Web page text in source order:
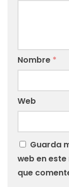
Nombre *
Web
Guarda
web en
que